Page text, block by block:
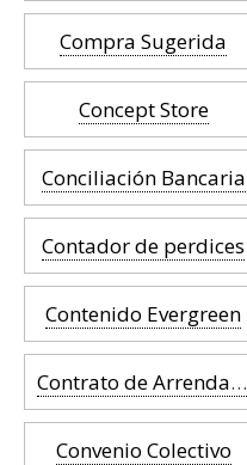
Compra Sugerida
Concept Store
Conciliación Bancaria
Contador de perdices
Contenido Evergreen
Contrato de Arrendamiento Triple Neto
Convenio Colectivo